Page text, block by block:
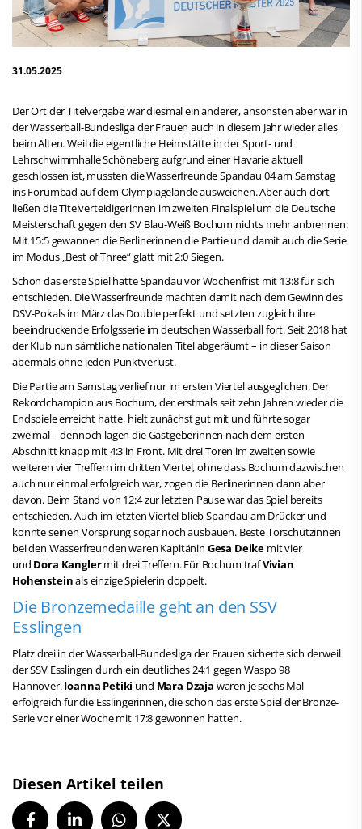
31.05.2025
Der Ort der Titelvergabe war diesmal ein anderer, ansonsten aber war in
der Wasserball-Bundesliga der Frauen auch in diesem Jahr wieder alles
beim Alten. Weil die eigentliche Heimstätte in der Sport- und
Lehrschwimmhalle Schöneberg aufgrund einer Havarie aktuell
geschlossen ist, mussten die Wasserfreunde Spandau 04 am Samstag
ins Forumbad auf dem Olympiagelände ausweichen. Aber auch dort
ließen die Titelverteidigerinnen im zweiten Finalspiel um die Deutsche
Meisterschaft gegen den SV Blau-Weiß Bochum nichts mehr anbrennen:
Mit 15:5 gewannen die Berlinerinnen die Partie und damit auch die Serie
im Modus „Best of Three“ glatt mit 2:0 Siegen.
Schon das erste Spiel hatte Spandau vor Wochenfrist mit 13:8 für sich
entschieden. Die Wasserfreunde machten damit nach dem Gewinn des
DSV-Pokals im März das Double perfekt und setzten zugleich ihre
beeindruckende Erfolgsserie im deutschen Wasserball fort. Seit 2018 hat
der Klub nun sämtliche nationalen Titel abgeräumt – in dieser Saison
abermals ohne jeden Punktverlust.
Die Partie am Samstag verlief nur im ersten Viertel ausgeglichen. Der
Rekordchampion aus Bochum, der erstmals seit zehn Jahren wieder die
Endspiele erreicht hatte, hielt zunächst gut mit und führte sogar
zweimal – dennoch lagen die Gastgeberinnen nach dem ersten
Abschnitt knapp mit 4:3 in Front. Mit drei Toren im zweiten sowie
weiteren vier Treffern im dritten Viertel, ohne dass Bochum dazwischen
auch nur einmal erfolgreich war, zogen die Berlinerinnen dann aber
davon. Beim Stand von 12:4 zur letzten Pause war das Spiel bereits
entschieden. Auch im letzten Viertel blieb Spandau am Drücker und
konnte seinen Vorsprung sogar noch ausbauen. Beste Torschützinnen
bei den Wasserfreunden waren Kapitänin Gesa Deike mit vier
und Dora Kanglermit drei Treffern. Für Bochum trafVivian
Hohensteinals einzige Spielerin doppelt.
Die Bronzemedaille geht an den SSV
Esslingen
Platz drei in der Wasserball-Bundesliga der Frauen sicherte sich derweil
der SSV Esslingen durch ein deutliches 24:1 gegen Waspo 98
Hannover.Ioanna Petiki und Mara Dzaja waren je sechs Mal
erfolgreich für die Esslingerinnen, die schon das erste Spiel der Bronze-
Serie vor einer Woche mit 17:8 gewonnen hatten.
Diesen Artikel teilen